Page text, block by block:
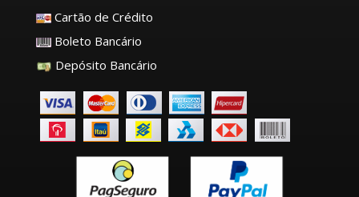
Cartão de Crédito
Boleto Bancário
Depósito Bancário